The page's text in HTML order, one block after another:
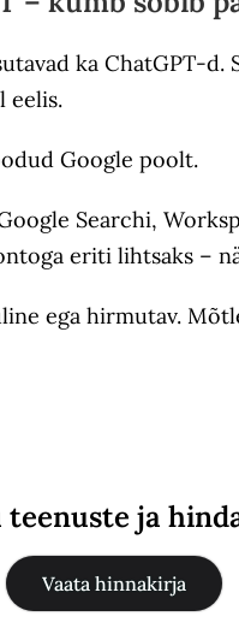
ka ChatGPT-
eelis.
Google poolt.
Searchi,
eriti lihtsaks –
ega hirmutav.
ja
Vaata hinnakirja